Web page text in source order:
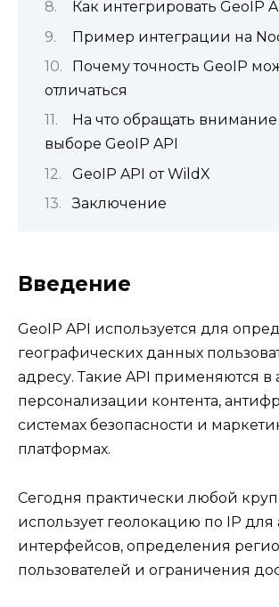
Как интегрировать GeoIP
Пример интеграции на
Почему точность GeoIP
отличаться
На что обращать
выборе GeoIP API
GeoIP API от WildX
Заключение
Введение
GeoIP API используется для
географических данных
адресу. Такие API применяются в
персонализации контента,
системах безопасности и
платформах.
Сегодня практически любой
использует геолокацию по IP для
интерфейсов, определения
пользователей и ограничения